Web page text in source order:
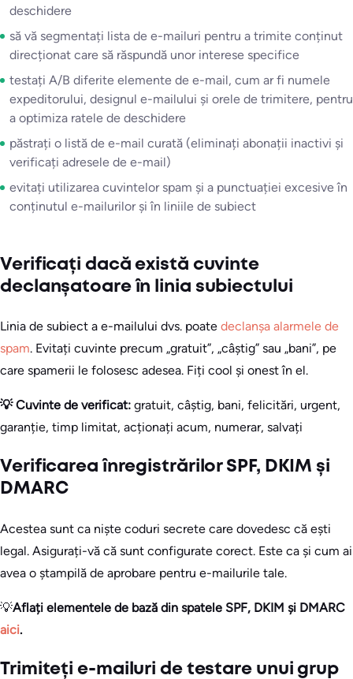
deschidere
să vă segmentați lista de e-mailuri pentru a trimite conținut
direcționat care să răspundă unor interese specifice
testați A/B diferite elemente de e-mail, cum ar fi numele
expeditorului, designul e-mailului și orele de trimitere, pentru
a optimiza ratele de deschidere
păstrați o listă de e-mail curată (eliminați abonații inactivi și
verificați adresele de e-mail)
evitați utilizarea cuvintelor spam și a punctuației excesive în
conținutul e-mailurilor și în liniile de subiect
Verificați dacă există cuvinte
declanșatoare în linia subiectului
Linia de subiect a e-mailului dvs. poate declanșa alarmele de
spam. Evitați cuvinte precum „gratuit”, „câștig” sau „bani”, pe
care spamerii le folosesc adesea. Fiți cool și onest în el.
💡 Cuvinte de verificat: gratuit, câștig, bani, felicitări, urgent,
garanție, timp limitat, acționați acum, numerar, salvați
Verificarea înregistrărilor SPF, DKIM și
DMARC
Acestea sunt ca niște coduri secrete care dovedesc că ești
legal. Asigurați-vă că sunt configurate corect. Este ca și cum ai
avea o ștampilă de aprobare pentru e-mailurile tale.
💡Aflați elementele de bază din spatele SPF, DKIM și DMARC
aici.
Trimiteți e-mailuri de testare unui grup